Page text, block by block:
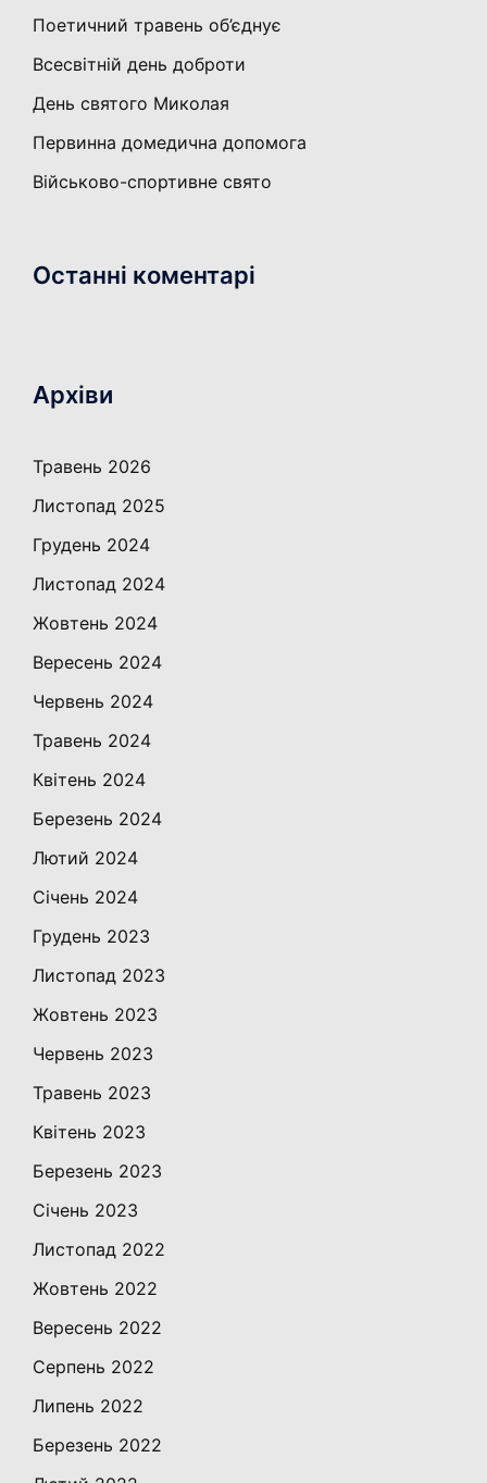
Поетичний травень об’єднує
Всесвітній день доброти
День святого Миколая
Первинна домедична допомога
Військово-спортивне свято
Останні коментарі
Архіви
Травень 2026
Листопад 2025
Грудень 2024
Листопад 2024
Жовтень 2024
Вересень 2024
Червень 2024
Травень 2024
Квітень 2024
Березень 2024
Лютий 2024
Січень 2024
Грудень 2023
Листопад 2023
Жовтень 2023
Червень 2023
Травень 2023
Квітень 2023
Березень 2023
Січень 2023
Листопад 2022
Жовтень 2022
Вересень 2022
Серпень 2022
Липень 2022
Березень 2022